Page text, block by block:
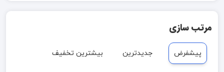
مرتب سازی
پیشفرض جدیدترین بیشترین تخفیف